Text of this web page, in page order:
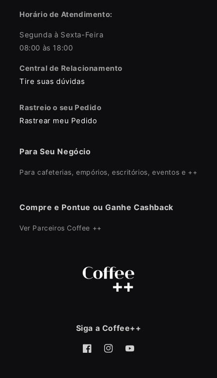
Horário de Atendimento:
Segunda à Sexta-Feira
08:00 às 18:00
Central de Relacionamento
Tire suas dúvidas
Rastreio o seu Pedido
Rastrear meu Pedido
Para Seu Negócio
Para cafeterias, empórios, escritórios, eventos e ++
Compre e Pontue ou Ganhe Cashback
Ver Parceiros Coffee ++
Siga a Coffee++
FacebookInstagramYouTube